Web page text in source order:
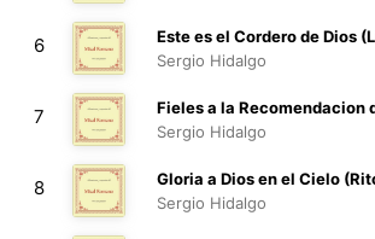
00:24
6
Este es el Cordero de Dios
Sergio Hidalgo
00:34
7
Fieles a la Recomendacion
Sergio Hidalgo
00:19
8
Gloria a Dios en el Cielo
Sergio Hidalgo